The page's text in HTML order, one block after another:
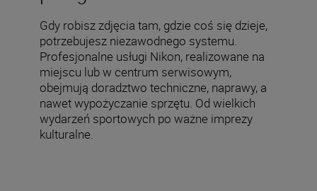
Gdy robisz zdjęcia tam, gdzie coś się dzieje,
potrzebujesz niezawodnego systemu.
Profesjonalne usługi Nikon, realizowane na
miejscu lub w centrum serwisowym,
obejmują doradztwo techniczne, naprawy, a
nawet wypożyczanie sprzętu. Od wielkich
wydarzeń sportowych po ważne imprezy
kulturalne.